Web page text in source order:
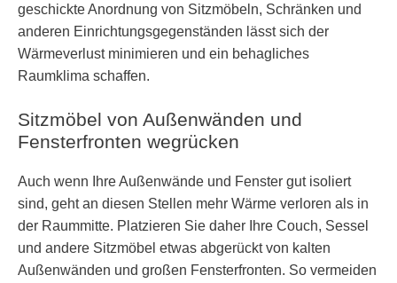
geschickte Anordnung von Sitzmöbeln, Schränken und
anderen Einrichtungsgegenständen lässt sich der
Wärmeverlust minimieren und ein behagliches
Raumklima schaffen.
Sitzmöbel von Außenwänden und
Fensterfronten wegrücken
Auch wenn Ihre Außenwände und Fenster gut isoliert
sind, geht an diesen Stellen mehr Wärme verloren als in
der Raummitte. Platzieren Sie daher Ihre Couch, Sessel
und andere Sitzmöbel etwas abgerückt von kalten
Außenwänden und großen Fensterfronten. So vermeiden